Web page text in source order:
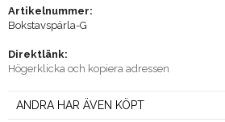
Artikelnummer:
Bokstavspärla-G
Direktlänk:
Högerklicka och kopiera adressen
ANDRA HAR ÄVEN KÖPT